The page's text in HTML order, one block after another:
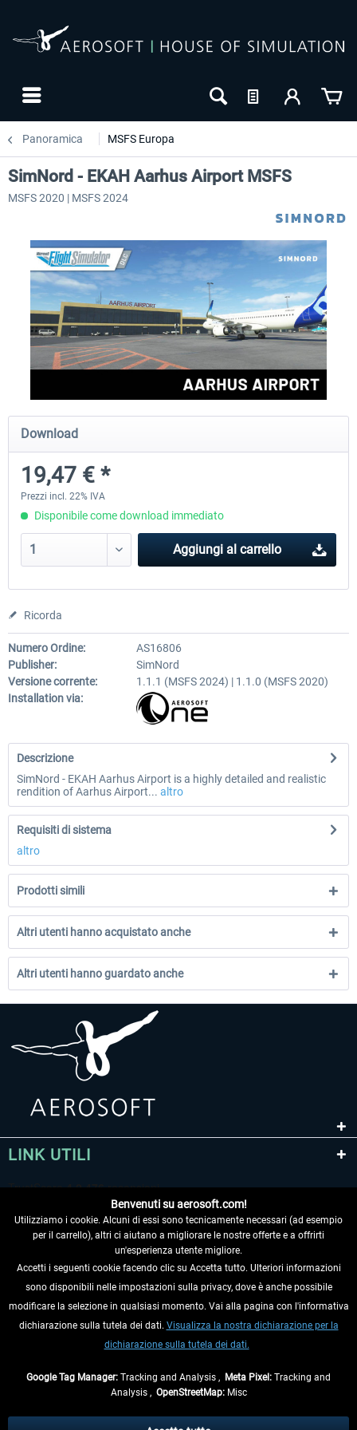
Panoramica MSFS Europa
Aerosoft Airport Cologne/Bonn
18,40 € *
sim-wings Hamburg
SimNord - EKAH Aarhus Airport MSFS
MSFS 2020 | MSFS 2024
Download
19,47 € *
Prezzi incl. 22% IVA
Disponibile come download immediato
Aggiungi al carrello
Ricorda
Numero Ordine:
AS16806
Publisher:
SimNord
Versione corrente:
1.1.1 (MSFS 2024) | 1.1.0 (MSFS 2020)
Installation via:
Descrizione
SimNord - EKAH Aarhus Airport is a highly detailed and realistic
rendition of Aarhus Airport... altro
Requisiti di sistema
altro
Prodotti simili
Altri utenti hanno acquistato anche
Altri utenti hanno guardato anche
LINK UTILI
RECEDERE DAL CONTRATTO
INFORMAZIONI
Benvenuti su aerosoft.com!
Utilizziamo i cookie. Alcuni di essi sono tecnicamente necessari (ad esempio
per il carrello), altri ci aiutano a migliorare le nostre offerte e a offrirti
un'esperienza utente migliore.
Accetti i seguenti cookie facendo clic su Accetta tutto. Ulteriori informazioni
sono disponibili nelle impostazioni sulla privacy, dove è anche possibile
modificare la selezione in qualsiasi momento. Vai alla pagina con l'informativa
dichiarazione sulla tutela dei dati. Visualizza la nostra dichiarazione per la
dichiarazione sulla tutela dei dati.
Google Tag Manager: Tracking and Analysis , Meta Pixel: Tracking and
Analysis , OpenStreetMap:Misc